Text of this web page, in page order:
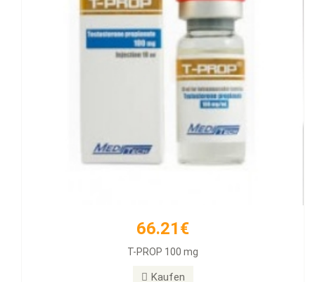
66.21€
T-PROP 100 mg
Kaufen
55.89€
Rexogin 50mg/ml 10 Ampullen